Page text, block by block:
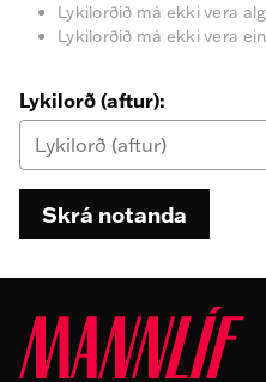
Lykilorðið má ekki vera
Lykilorðið má ekki vera
Lykilorð (aftur):
Skrá notanda